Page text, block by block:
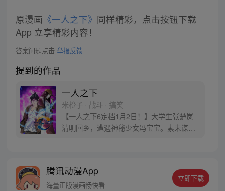
原漫画 《一人之下》 同样精彩，点击按钮下载
App 立享精彩内容！
答案问题点击 举报反馈
提到的作品
一人之下
米橙子 · 战斗 · 搞笑
【一人之下6定档1月2日！】大学生张楚岚
清明回乡，遭遇神秘少女冯宝宝。素未谋面
密，张楚岚的生活被彻底颠覆，与冯宝宝一
同踏上“异人”之旅。
腾讯动漫App
海量正版漫画畅快看
立即下载